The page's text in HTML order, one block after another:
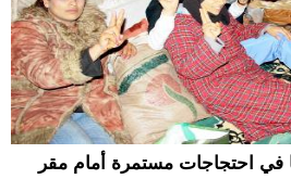
احتجاجات مستمرة أمام مقر